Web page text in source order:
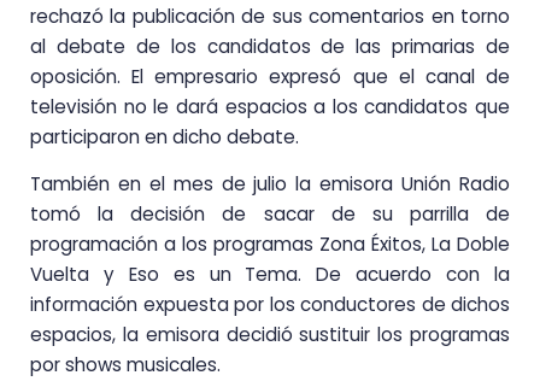
rechazó la publicación de sus comentarios en torno
al debate de los candidatos de las primarias de
oposición. El empresario expresó que el canal de
televisión no le dará espacios a los candidatos que
participaron en dicho debate.
También en el mes de julio la emisora Unión Radio
tomó la decisión de sacar de su parrilla de
programación a los programas Zona Éxitos, La Doble
Vuelta y Eso es un Tema. De acuerdo con la
información expuesta por los conductores de dichos
espacios, la emisora decidió sustituir los programas
por shows musicales.